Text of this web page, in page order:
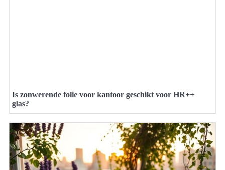
Is zonwerende folie voor kantoor geschikt voor HR++
glas?